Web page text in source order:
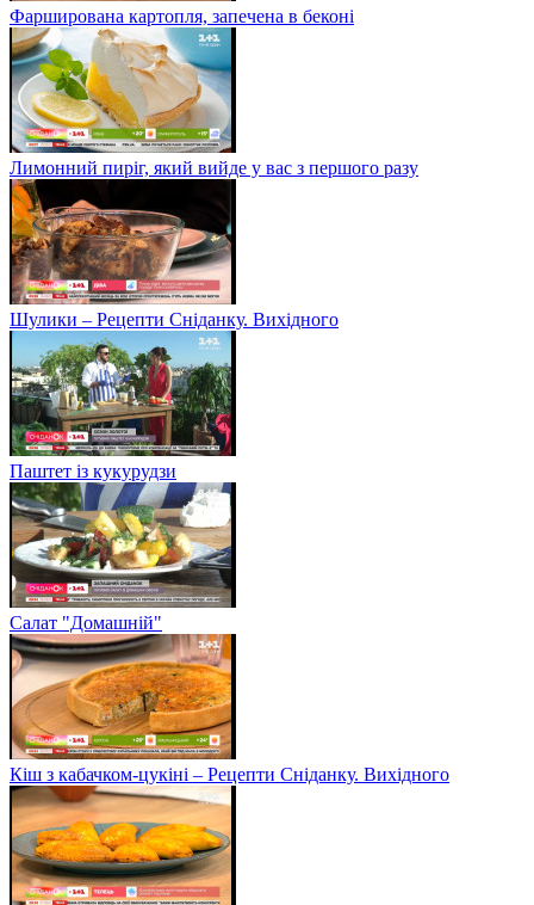
Фарширована картопля, запечена в беконі
Лимонний пиріг, який вийде у вас з першого разу
Шулики – Рецепти Сніданку. Вихідного
Паштет із кукурудзи
Салат "Домашній"
Кіш з кабачком-цукіні – Рецепти Сніданку. Вихідного